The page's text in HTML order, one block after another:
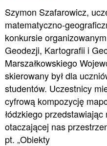
Szymon Szafarowicz,
matematyczno-
konkursie
Geodezji, Kartografii i
Marszałkowskiego
skierowany był dla
studentów. Uczestnicy
cyfrową kompozycję
łódzkiego
otaczającej nas
pt. „Obiekty
Szafarowicza
z
kl.
ID